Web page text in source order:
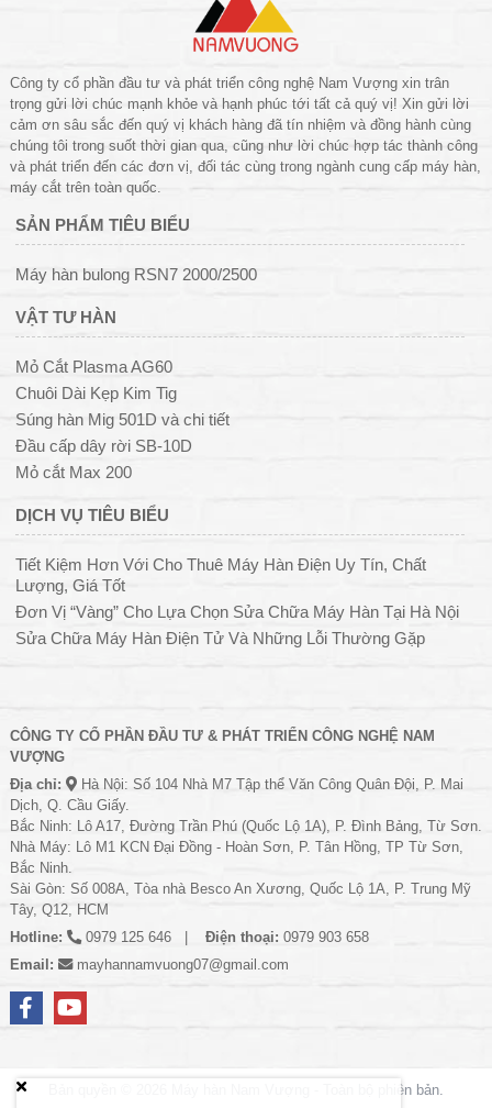
Công ty cổ phần đầu tư và phát triển công nghệ Nam Vượng xin trân
trọng gửi lời chúc mạnh khỏe và hạnh phúc tới tất cả quý vị! Xin gửi lời
cảm ơn sâu sắc đến quý vị khách hàng đã tín nhiệm và đồng hành cùng
chúng tôi trong suốt thời gian qua, cũng như lời chúc hợp tác thành công
và phát triển đến các đơn vị, đối tác cùng trong ngành cung cấp máy hàn,
máy cắt trên toàn quốc.
SẢN PHẨM TIÊU BIỂU
Máy hàn bulong RSN7 2000/2500
VẬT TƯ HÀN
Mỏ Cắt Plasma AG60
Chuôi Dài Kẹp Kim Tig
Súng hàn Mig 501D và chi tiết
Đầu cấp dây rời SB-10D
Mỏ cắt Max 200
DỊCH VỤ TIÊU BIỂU
Tiết Kiệm Hơn Với Cho Thuê Máy Hàn Điện Uy Tín, Chất
Lượng, Giá Tốt
Đơn Vị “Vàng” Cho Lựa Chọn Sửa Chữa Máy Hàn Tại Hà Nội
Sửa Chữa Máy Hàn Điện Tử Và Những Lỗi Thường Gặp
CÔNG TY CỔ PHẦN ĐẦU TƯ & PHÁT TRIỂN CÔNG NGHỆ NAM
VƯỢNG
Địa chỉ:
Hà Nội: Số 104 Nhà M7 Tập thể Văn Công Quân Đội, P. Mai
Dịch, Q. Cầu Giấy.
Bắc Ninh: Lô A17, Đường Trần Phú (Quốc Lộ 1A), P. Đình Bảng, Từ Sơn.
Nhà Máy: Lô M1 KCN Đại Đồng - Hoàn Sơn, P. Tân Hồng, TP Từ Sơn,
Bắc Ninh.
Sài Gòn: Số 008A, Tòa nhà Besco An Xương, Quốc Lộ 1A, P. Trung Mỹ
Tây, Q12, HCM
Hotline:
0979 125 646 Điện thoại: 0979 903 658
Email:
mayhannamvuong07@gmail.com
- Toàn bộ phiên bản.